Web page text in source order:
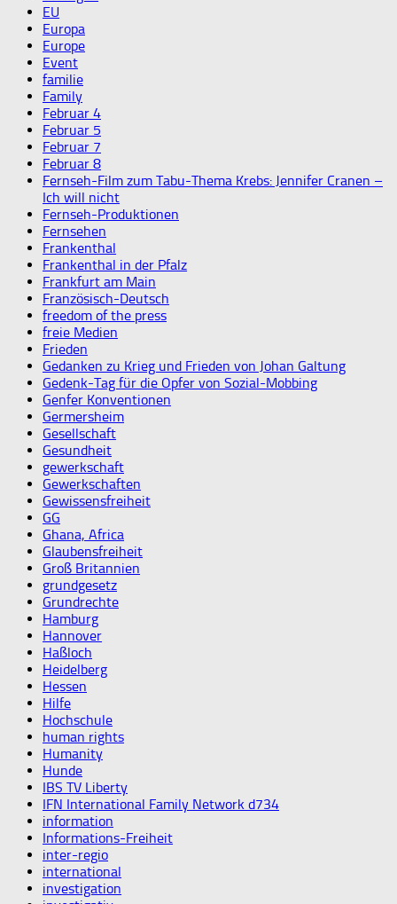
EU
Europa
Europe
Event
familie
Family
Februar 4
Februar 5
Februar 7
Februar 8
Fernseh-Film zum Tabu-Thema Krebs: Jennifer Cranen –
Ich will nicht
Fernseh-Produktionen
Fernsehen
Frankenthal
Frankenthal in der Pfalz
Frankfurt am Main
Französisch-Deutsch
freedom of the press
freie Medien
Frieden
Gedanken zu Krieg und Frieden von Johan Galtung
Gedenk-Tag für die Opfer von Sozial-Mobbing
Genfer Konventionen
Germersheim
Gesellschaft
Gesundheit
gewerkschaft
Gewerkschaften
Gewissensfreiheit
GG
Ghana, Africa
Glaubensfreiheit
Groß Britannien
grundgesetz
Grundrechte
Hamburg
Hannover
Haßloch
Heidelberg
Hessen
Hilfe
Hochschule
human rights
Humanity
Hunde
IBS TV Liberty
IFN International Family Network d734
information
Informations-Freiheit
inter-regio
international
investigation